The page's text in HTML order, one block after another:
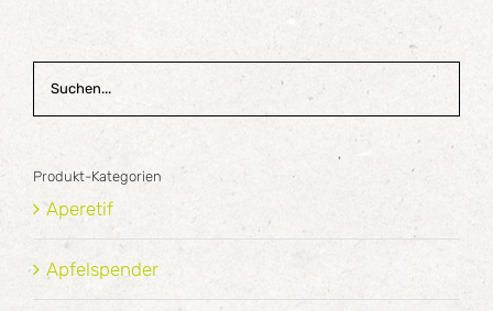
Produkt-Kategorien
Aperetif
Apfelspender